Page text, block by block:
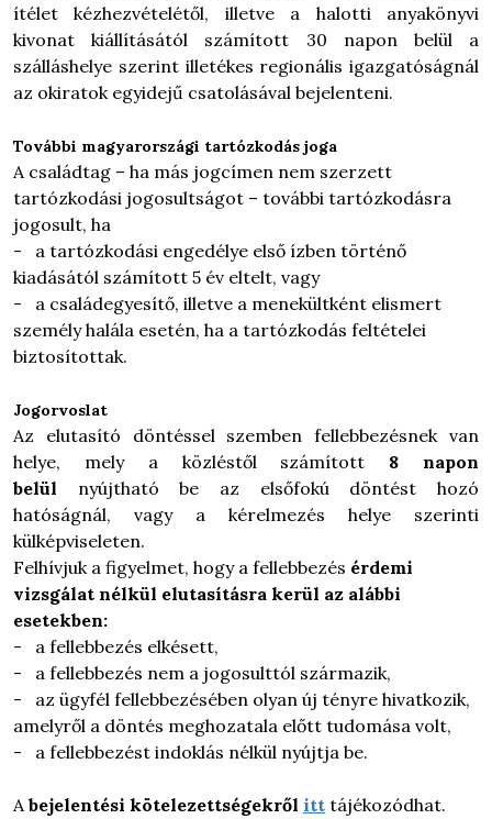
ítélet kézhezvételétől, illetve a halotti anyakönyvi
kivonat kiállításától számított 30 napon belül a
szálláshelye szerint illetékes regionális igazgatóságnál
az okiratok egyidejű csatolásával bejelenteni.
További magyarországi tartózkodás joga
A családtag – ha más jogcímen nem szerzett
tartózkodási jogosultságot – további tartózkodásra
jogosult, ha
- a tartózkodási engedélye első ízben történő
kiadásától számított 5 év eltelt, vagy
- a családegyesítő, illetve a menekültként elismert
személy halála esetén, ha a tartózkodás feltételei
biztosítottak.
Jogorvoslat
Az elutasító döntéssel szemben fellebbezésnek van
helye, mely a közléstől számított 8 napon
belül nyújtható be az elsőfokú döntést hozó
hatóságnál, vagy a kérelmezés helye szerinti
külképviseleten.
Felhívjuk a figyelmet, hogy a fellebbezés érdemi
vizsgálat nélkül elutasításra kerül az alábbi
esetekben:
- a fellebbezés elkésett,
- a fellebbezés nem a jogosulttól származik,
- az ügyfél fellebbezésében olyan új tényre hivatkozik,
amelyről a döntés meghozatala előtt tudomása volt,
- a fellebbezést indoklás nélkül nyújtja be.
Abejelentési kötelezettségekről itt tájékozódhat.